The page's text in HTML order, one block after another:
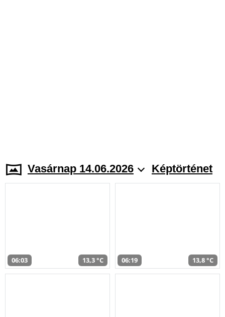
Vasárnap 14.06.2026 Képtörténet
06:03 13,3 °C 06:19 13,8 °C